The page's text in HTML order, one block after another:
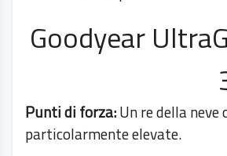
Goodyear
Punti di forza:Un re della
particolarmente elevate.